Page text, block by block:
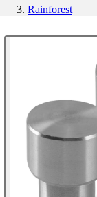
Rainforest